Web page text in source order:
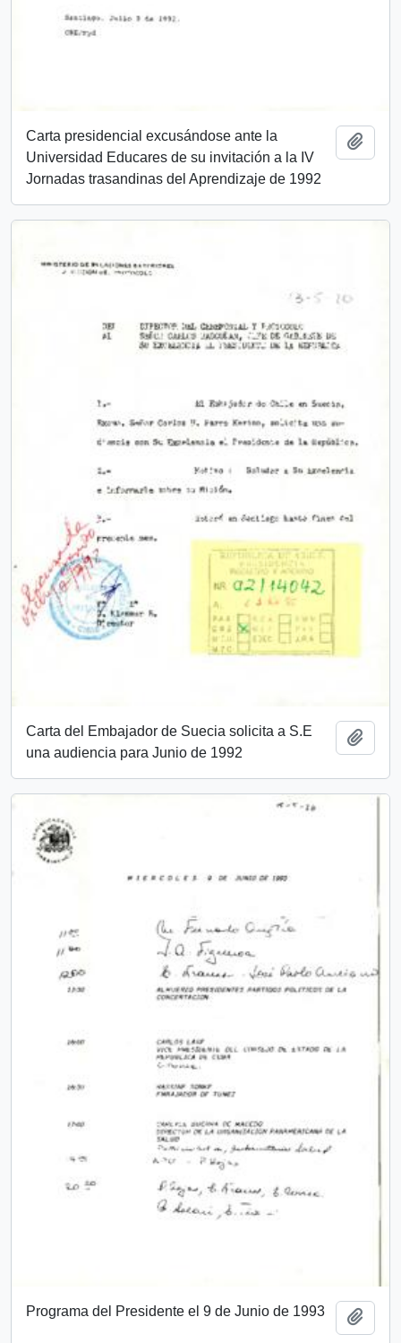
Carta presidencial excusándose ante la
Universidad Educares de su invitación a la IV
Jornadas trasandinas del Aprendizaje de 1992
Carta del Embajador de Suecia solicita a S.E
una audiencia para Junio de 1992
Programa del Presidente el 9 de Junio de 1993